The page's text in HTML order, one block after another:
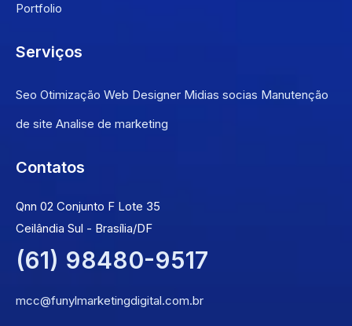
Portfolio
Serviços
Seo Otimização Web Designer Midias socias Manutenção
de site Analise de marketing
Contatos
Qnn 02 Conjunto F Lote 35
Ceilândia Sul - Brasília/DF
(61) 98480-9517
mcc@funylmarketingdigital.com.br